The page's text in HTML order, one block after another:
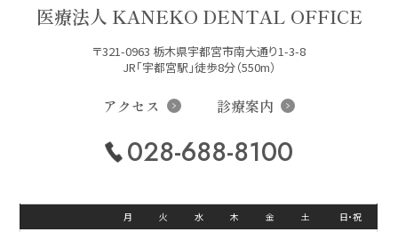
医療法人 KANEKO DENTAL OFFICE
〒321-0963 栃木県宇都宮市南大通り1-3-8
JR「宇都宮駅」徒歩8分（550m）
アクセス 診療案内
028-688-8100
月 火 水 木 金 土
日・祝